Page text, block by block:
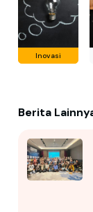
Inovasi
Berita